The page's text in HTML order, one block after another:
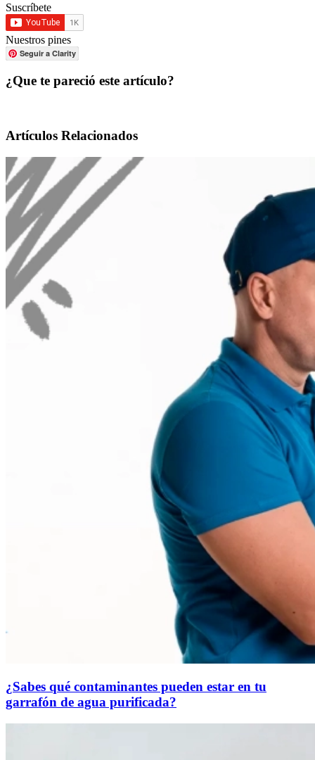
Suscríbete
Nuestros pines
Seguir a Clarity
¿Que te pareció este artículo?
Artículos Relacionados
¿Sabes qué contaminantes pueden estar en tu
garrafón de agua purificada?